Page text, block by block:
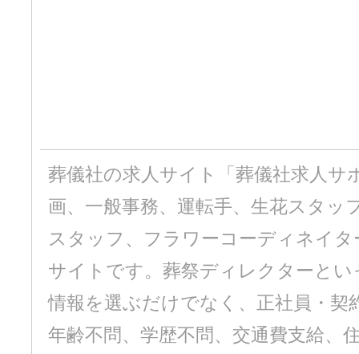
葬儀社の求人サイト「葬儀社求人サ
画、一般事務、運転手、生花スタッ
スタッフ、フラワーコーディネイ
サイトです。葬祭ディレクターと
情報を選ぶだけでなく、正社員・
年齢不問、学歴不問、交通費支給、